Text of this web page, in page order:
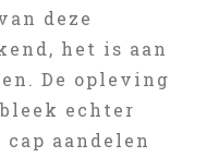
deze
het is aan
De opleving
echter
aandelen